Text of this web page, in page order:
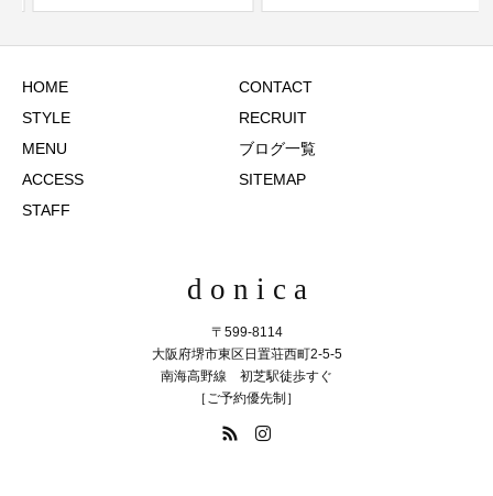
HOME
STYLE
MENU
ACCESS
STAFF
CONTACT
RECRUIT
ブログ一覧
SITEMAP
d o n i c a
〒599-8114
大阪府堺市東区日置荘西町2-5-5
南海高野線 初芝駅徒歩すぐ
［ご予約優先制］